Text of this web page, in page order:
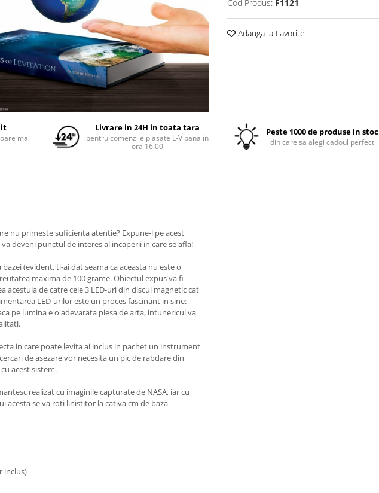
Cod Produs: F1121
Adauga la Favorite
mai
Livrare in 24H in toata tara
pentru comenzile plasate L-V pana in
ora 16:00
Peste 1000 de produse in stoc
din care sa alegi cadoul perfect
nu primeste suficienta atentie? Expune-l pe acest
deveni punctul de interes al incaperii in care se afla!
(evident, ti-ai dat seama ca aceasta nu este o
maxima de 100 grame. Obiectul expus va fi
acestuia de catre cele 3 LED-uri din discul magnetic cat
LED-urilor este un proces fascinant in sine:
pe lumina e o adevarata piesa de arta, intunericul va
in care poate levita ai inclus in pachet un instrument
de asezare vor necesita un pic de rabdare din
acest sistem.
realizat cu imaginile capturate de NASA, iar cu
acesta se va roti linistitor la cativa cm de baza
inclus)